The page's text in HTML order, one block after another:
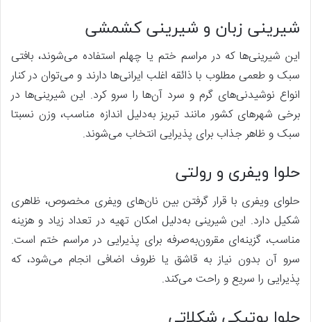
شیرینی زبان و شیرینی کشمشی
این شیرینی‌ها که در مراسم ختم یا چهلم استفاده می‌شوند، بافتی
سبک و طعمی مطلوب با ذائقه اغلب ایرانی‌ها دارند و می‌توان در کنار
انواع نوشیدنی‌های گرم و سرد آن‌ها را سرو کرد. این شیرینی‌ها در
برخی شهرهای کشور مانند تبریز به‌دلیل اندازه مناسب، وزن نسبتا
سبک و ظاهر جذاب برای پذیرایی انتخاب می‌شوند.
حلوا ویفری و رولتی
حلوای ویفری با قرار گرفتن بین نان‌های ویفری مخصوص، ظاهری
شکیل دارد. این شیرینی به‌دلیل امکان تهیه در تعداد زیاد و هزینه
مناسب، گزینه‌ای مقرون‌به‌صرفه برای پذیرایی در مراسم ختم است.
سرو آن بدون نیاز به قاشق یا ظروف اضافی انجام می‌شود، که
پذیرایی را سریع و راحت می‌کند.
حلوا بوتیکی شکلاتی